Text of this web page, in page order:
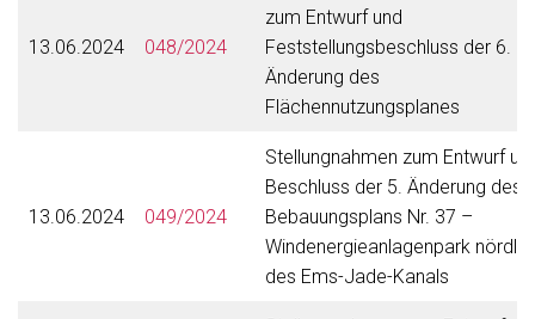
13.06.2024 048/2024
zum Entwurf und
Feststellungsbeschluss der 6.
Änderung des
Flächennutzungsplanes
13.06.2024 049/2024
Stellungnahmen zum Entwurf
Beschluss der 5. Änderung des
Bebauungsplans Nr. 37 –
Windenergieanlagenpark
des Ems-Jade-Kanals